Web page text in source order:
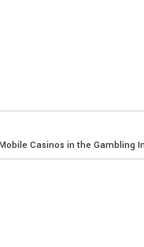
Casinos in the Gambling